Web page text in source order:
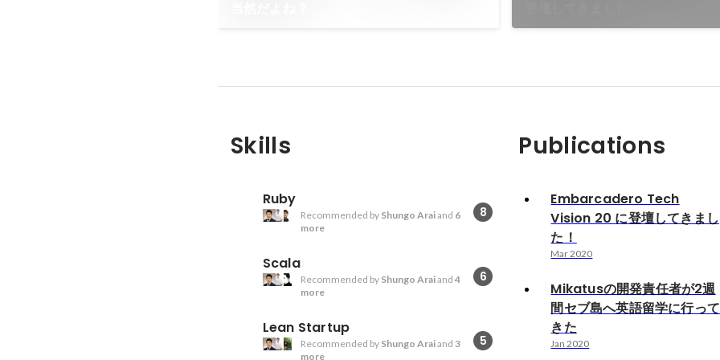
Skills
Ruby
8
Recommended by Shungo Araiand 6
more
Scala
6
Recommended by Shungo Araiand 4
more
Lean Startup
5
Recommended by Shungo Araiand 3
more
Publications
Embarcadero Tech
Vision 20 に登壇してきまし
た！
Mar 2020
Mikatusの開発責任者が2週
間セブ島へ英語留学に行って
きた
Jan 2020